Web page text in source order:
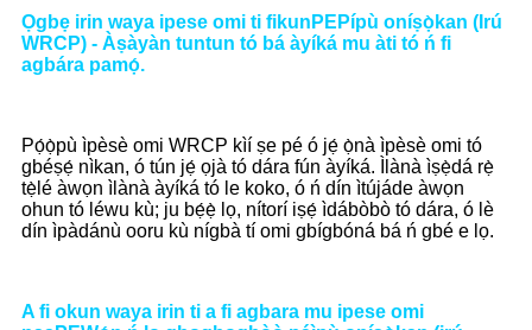
Ọgbẹ irin waya ipese omi ti fikun PE Pípù oníṣọ̀kan (Irú
WRCP) - Àṣàyàn tuntun tó bá àyíká mu àti tó ń fi
agbára pamọ́.
Pọ́ọ̀pù ìpèsè omi WRCP kìí ṣe pé ó jẹ́ ọ̀nà ìpèsè omi tó
gbéṣẹ́ nìkan, ó tún jẹ́ ọjà tó dára fún àyíká. Ìlànà ìṣẹ̀dá rẹ̀
tẹ̀lé àwọn ìlànà àyíká tó le koko, ó ń dín ìtújáde àwọn
ohun tó léwu kù; ju bẹ́ẹ̀ lọ, nítorí iṣẹ́ ìdábòbò tó dára, ó lè
dín ìpàdánù ooru kù nígbà tí omi gbígbóná bá ń gbé e lọ.
A fi okun waya irin ti a fi agbara mu ipese omi